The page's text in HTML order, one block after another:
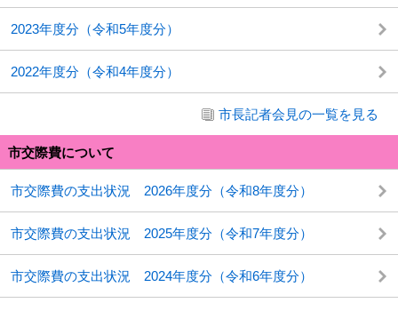
2023年度分（令和5年度分）
2022年度分（令和4年度分）
市長記者会見の一覧を見る
市交際費について
市交際費の支出状況 2026年度分（令和8年度分）
市交際費の支出状況 2025年度分（令和7年度分）
市交際費の支出状況 2024年度分（令和6年度分）